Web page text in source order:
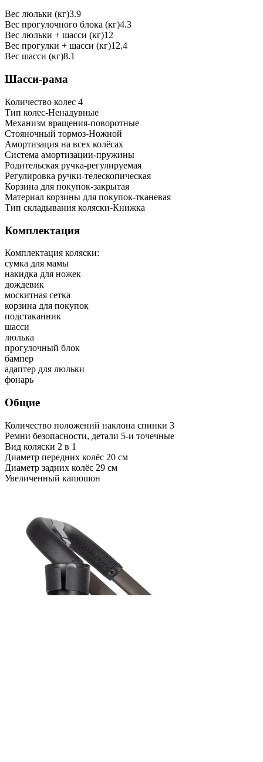
Вес люльки (кг)3.9
Вес прогулочного блока (кг)4.3
Вес люльки + шасси (кг)12
Вес прогулки + шасси (кг)12.4
Вес шасси (кг)8.1
Шасси-рама
​Количество колес 4
Тип колес-Ненадувные
Механизм вращения-поворотные
Стояночный тормоз-Ножной
Амортизация на всех колёсах
Система амортизации-пружины
Родительская ручка-регулируемая
Регулировка ручки-телескопическая
Корзина для покупок-закрытая
Материал корзины для покупок-тканевая
Тип складывания коляски-Книжка
Комплектация
Комплектация коляски:
сумка для мамы
накидка для ножек
дождевик
москитная сетка
корзина для покупок
подстаканник
шасси
люлька
прогулочный блок
бампер
адаптер для люльки
фонарь
Общие
Количество положений наклона спинки 3
Ремни безопасности, детали 5-и точечные
Вид коляски 2 в 1
Диаметр передних колёс 20 см
Диаметр задних колёс 29 см
Увеличенный капюшон